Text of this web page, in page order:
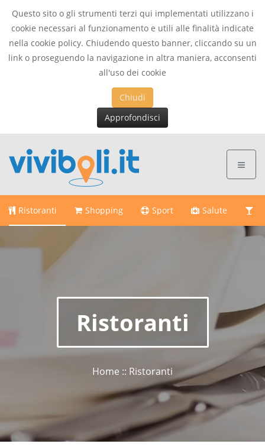
Questo sito o gli strumenti terzi qui implementati utilizzano i
cookie necessari al funzionamento e utili alle finalità indicate
nella cookie policy. Chiudendo questo banner, cliccando su un
link o proseguendo la navigazione in altra maniera, acconsenti
all'uso dei cookie
Chiudi
Approfondisci
Ristoranti Shopping Sport Salute
Ristoranti
Home :: Ristoranti
This page can't load Google Maps correctly.
Do you own this website? OK